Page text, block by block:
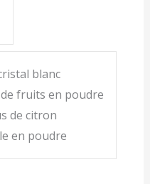
blanc
fruits en poudre
de citron
en poudre